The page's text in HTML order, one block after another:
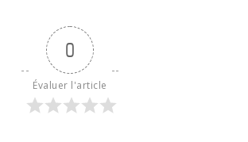
0
Évaluer l'article